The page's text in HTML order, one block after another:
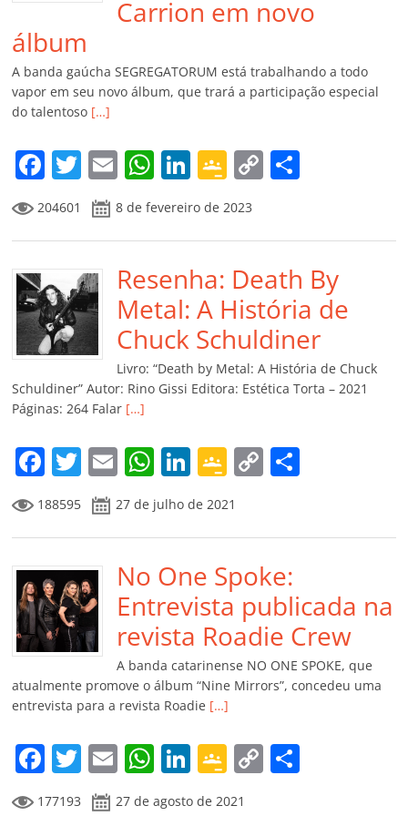
Carrion em novo
álbum
A banda gaúcha SEGREGATORUM está trabalhando a todo
vapor em seu novo álbum, que trará a participação especial
do talentoso […]
F
a
c
e
b
o
o
k
T
w
itt
er
E
m
ai
l
W
at
s
A
p
p
Li
k
e
dI
n
G
o
o
gl
e
Cl
a
ss
ro
m
C
y
Li
n
k
p
ar
til
h
ar
204601 8 de fevereiro de 2023
Resenha: Death By
Metal: A História de
Chuck Schuldiner
Livro: “Death by Metal: A História de Chuck
Schuldiner” Autor: Rino Gissi Editora: Estética Torta – 2021
Páginas: 264 Falar […]
F
a
c
e
b
o
o
k
T
w
itt
er
E
m
ai
l
W
h
at
s
A
p
p
Li
n
k
e
dI
n
G
o
o
gl
e
Cl
a
ss
ro
o
m
C
y
Li
n
k
p
til
h
ar
188595 27 de julho de 2021
No One Spoke:
Entrevista publicada na
revista Roadie Crew
A banda catarinense NO ONE SPOKE, que
atualmente promove o álbum “Nine Mirrors”, concedeu uma
entrevista para a revista Roadie […]
F
a
T
w
E
m
W Li
n
G
o
C
177193 27 de agosto de 2021